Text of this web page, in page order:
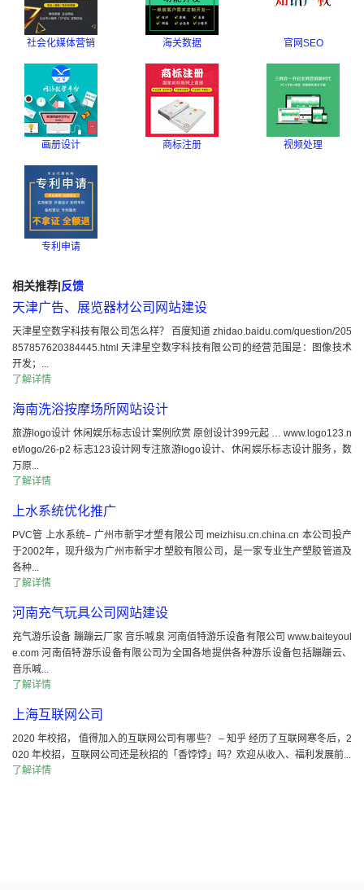
社会化媒体营销 海关数据 官网SEO
画册设计 商标注册 视频处理
专利申请
相关推荐|反馈
天津广告、展览器材公司网站建设
天津星空数字科技有限公司怎么样？ 百度知道 zhidao.baidu.com/question/205
857857620384445.html 天津星空数字科技有限公司的经营范围是：图像技术
开发；...
了解详情
海南洗浴按摩场所网站设计
旅游logo设计 休闲娱乐标志设计案例欣赏 原创设计399元起 … www.logo123.n
et/logo/26-p2 标志123设计网专注旅游logo设计、休闲娱乐标志设计服务，数
万原...
了解详情
上水系统优化推广
PVC管 上水系统– 广州市新宇才塑有限公司 meizhisu.cn.china.cn 本公司投产
于2002年，现升级为广州市新宇才塑胶有限公司，是一家专业生产塑胶管道及
各种...
了解详情
河南充气玩具公司网站建设
充气游乐设备 蹦蹦云厂家 音乐喊泉 河南佰特游乐设备有限公司 www.baiteyoul
e.com 河南佰特游乐设备有限公司为全国各地提供各种游乐设备包括蹦蹦云、
音乐喊...
了解详情
上海互联网公司
2020 年校招， 值得加入的互联网公司有哪些？ – 知乎 经历了互联网寒冬后，2
020 年校招，互联网公司还是秋招的「香饽饽」吗？欢迎从收入、福利发展前...
了解详情